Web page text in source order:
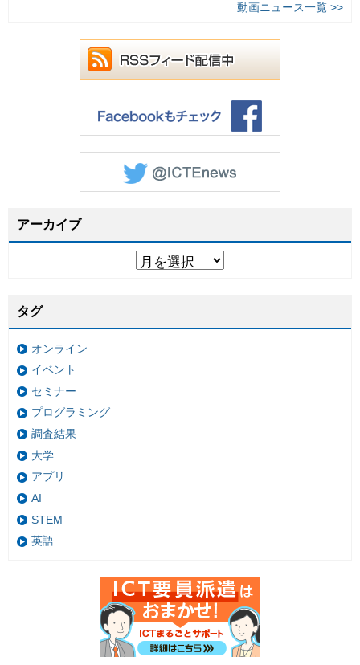
動画ニュース一覧 >>
アーカイブ
タグ
オンライン
イベント
セミナー
プログラミング
調査結果
大学
アプリ
AI
STEM
英語